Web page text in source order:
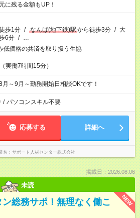
に残る金額もUP！
歩1分 / なんば(地下鉄)駅から徒歩3分 / 大
6分 / …
低価格の共済を取り扱う生協
実働7時間15分）
～9月～勤務開始日相談OKです！
/ パソコンスキル不要
応募する 詳細へ
名 サポート人材センター株式会社
掲載日：2026.08.06
未読
NEW
総務サポ！無理なく働こ